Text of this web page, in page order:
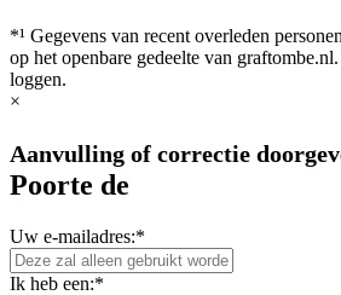
*¹ Gegevens van recent overleden
op het openbare gedeelte van
loggen.
×
Aanvulling of correctie
Poorte de
Uw e-mailadres:*
Ik heb een:*